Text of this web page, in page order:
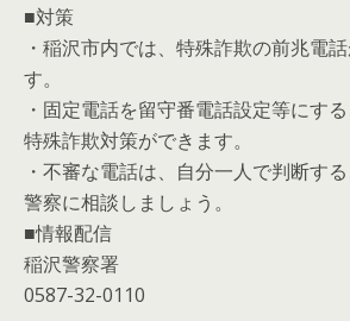
■対策
・稲沢市内では、特殊詐欺の前兆電
す。
・固定電話を留守番電話設定等にす
特殊詐欺対策ができます。
・不審な電話は、自分一人で判断す
警察に相談しましょう。
■情報配信
稲沢警察署
0587-32-0110